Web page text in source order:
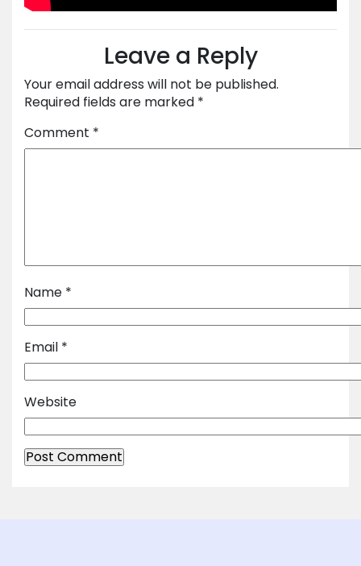
Leave a Reply
Your email address will not be published.
Required fields are marked *
Comment *
Name *
Email *
Website